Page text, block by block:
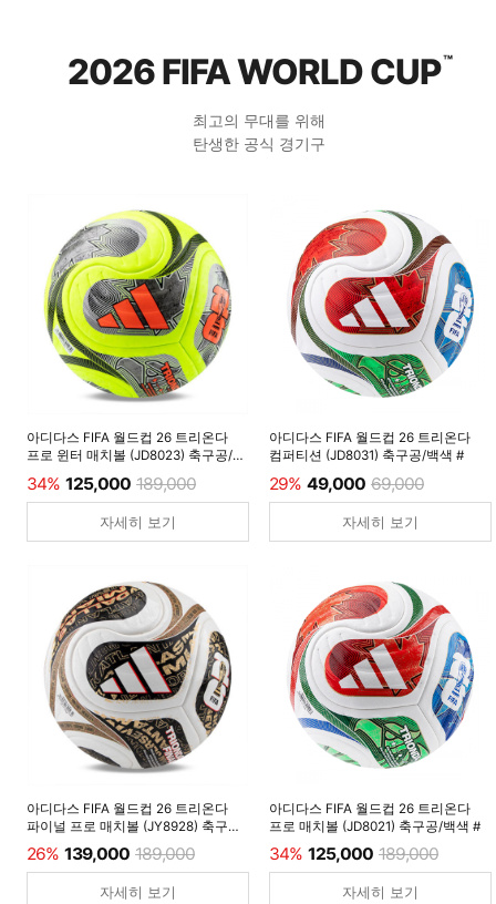
2026 FIFA WORLD CUP™
최고의 무대를 위해
탄생한 공식 경기구
아디다스 FIFA 월드컵 26 트리온다
프로 윈터 매치볼 (JD8023) 축구공/
34% 125,000 189,000
자세히 보기
아디다스 FIFA 월드컵 26 트리온다
컴퍼티션 (JD8031) 축구공/백색 #
29% 49,000 69,000
자세히 보기
아디다스 FIFA 월드컵 26 트리온다
파이널 프로 매치볼 (JY8928) 축구공/
26% 139,000 189,000
자세히 보기
아디다스 FIFA 월드컵 26 트리온다
프로 매치볼 (JD8021) 축구공/백색 #
34% 125,000 189,000
자세히 보기